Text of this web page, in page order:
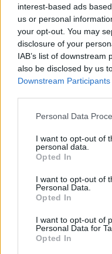
interest-based ads
us or personal
your opt-out. You may
disclosure of your
IAB’s list of
also be disclosed by us
Downstream Participants
Personal Data
I want to opt-out of
personal data.
Opted In
I want to opt-out of
Personal Data.
Opted In
I want to opt-out of
Personal Data for
Opted In
chetogenicosenza
formula:
70% GRASSI SANI
frutta secca, olio di
glicemia.
Uova, pollo,
tacchino
Mantengono
tessuti.